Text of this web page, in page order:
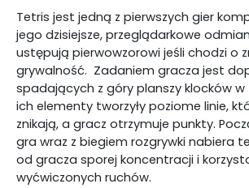
Tetris jest jedną z pierwszych gier
jego dzisiejsze, przeglądarkowe
ustępują pierwowzorowi jeśli chodzi o
grywalność. Zadaniem gracza jest
spadających z góry planszy klocków
ich elementy tworzyły poziome linie,
znikają, a gracz otrzymuje punkty.
gra wraz z biegiem rozgrywki nabiera
od gracza sporej koncentracji i
wyćwiczonych ruchów.